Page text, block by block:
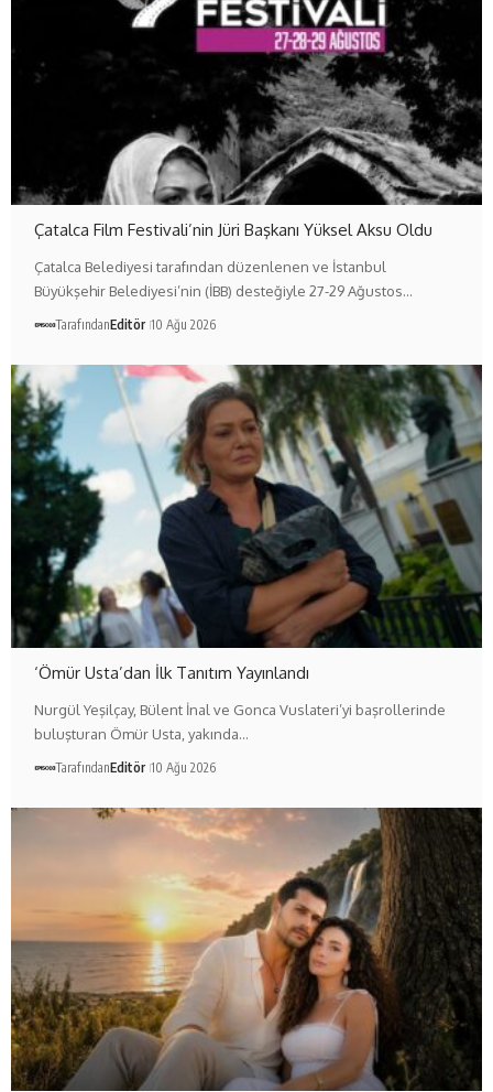
Çatalca Film Festivali’nin Jüri Başkanı Yüksel Aksu Oldu
Çatalca Belediyesi tarafından düzenlenen ve İstanbul
Büyükşehir Belediyesi’nin (İBB) desteğiyle 27-29 Ağustos…
TarafındanEditör 10 Ağu 2026
‘Ömür Usta’dan İlk Tanıtım Yayınlandı
Nurgül Yeşilçay, Bülent İnal ve Gonca Vuslateri’yi başrollerinde
buluşturan Ömür Usta, yakında…
TarafındanEditör 10 Ağu 2026